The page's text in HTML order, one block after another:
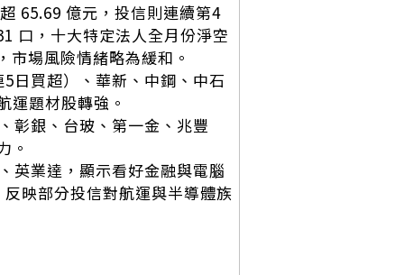
65.69 億元，投信則連續第4
口，十大特定法人全月份淨空
場風險情緒略為緩和。
日買超）、華新、中鋼、中石
運題材股轉強。
彰銀、台玻、第一金、兆豐
。
英業達，顯示看好金融與電腦
映部分投信對航運與半導體族